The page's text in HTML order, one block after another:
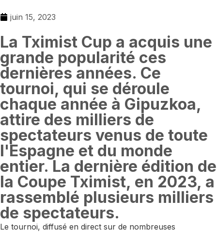
juin 15, 2023
La Tximist Cup a acquis une
grande popularité ces
dernières années. Ce
tournoi, qui se déroule
chaque année à Gipuzkoa,
attire des milliers de
spectateurs venus de toute
l'Espagne et du monde
entier. La dernière édition de
la Coupe Tximist, en 2023, a
rassemblé plusieurs milliers
de spectateurs.
Le tournoi, diffusé en direct sur de nombreuses